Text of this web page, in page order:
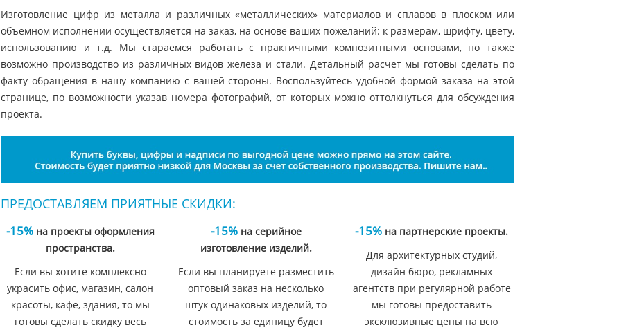
Изготовление цифр из металла и различных «металлических» материалов и сплавов в плоском или
объемном исполнении осуществляется на заказ, на основе ваших пожеланий: к размерам, шрифту, цвету,
использованию и т.д. Мы стараемся работать с практичными композитными основами, но также
возможно производство из различных видов железа и стали. Детальный расчет мы готовы сделать по
факту обращения в нашу компанию с вашей стороны. Воспользуйтесь удобной формой заказа на этой
странице, по возможности указав номера фотографий, от которых можно оттолкнуться для обсуждения
проекта.
ПРЕДОСТАВЛЯЕМ ПРИЯТНЫЕ СКИДКИ:
-15%на проекты оформления
пространства.
Если вы хотите комплексно
украсить офис, магазин, салон
красоты, кафе, здания, то мы
готовы сделать скидку весь
-15%на серийное
изготовление изделий.
Если вы планируете разместить
оптовый заказ на несколько
штук одинаковых изделий, то
стоимость за единицу будет
-15% на партнерские проекты.
Для архитектурных студий,
дизайн бюро, рекламных
агентств при регулярной работе
мы готовы предоставить
эксклюзивные цены на всю